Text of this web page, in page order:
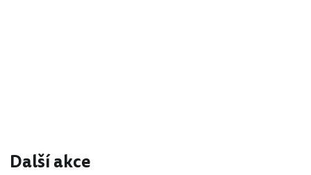
Další akce